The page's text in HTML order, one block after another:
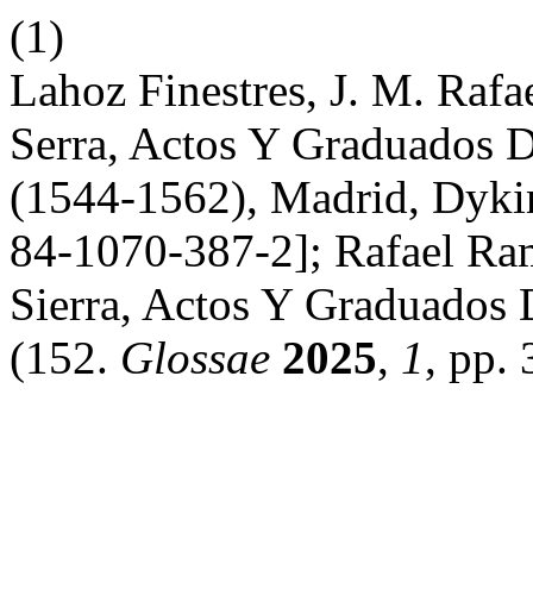
(1)
Lahoz Finestres, J. M.
Serra, Actos Y Graduados
(1544-1562), Madrid,
84-1070-387-2]; Rafael
Sierra, Actos Y
(152. Glossae 2025, 1, pp.